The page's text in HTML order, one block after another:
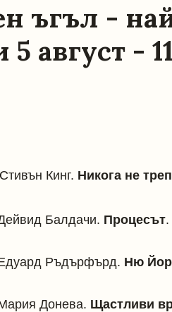
ъгъл -
август - 11
Стивън Кинг. Никога не
Балдачи. Процесът
Ръдърфърд. Ню
Донева. Щастливи